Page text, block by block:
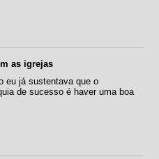
as igrejas
eu já sustentava que o
de sucesso é haver uma boa